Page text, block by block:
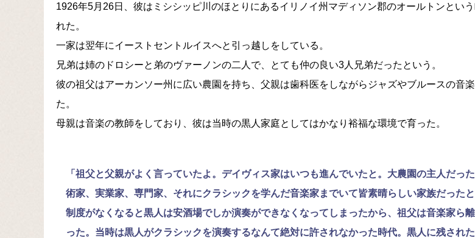
1926年5月26日、彼はミシシッピ川のほとりにあるイリノイ州マディソン郡のオールトンという
れた。
一家は翌年にイーストセントルイスへと引っ越しをしている。
兄弟は姉のドロシーと弟のヴァーノンの二人で、とても仲の良い3人兄弟だったという。
彼の祖父はアーカンソー州に広い農園を持ち、父親は歯科医をしながらジャズやブルースの音
た。
母親は音楽の教師をしており、彼は当時の黒人家庭としてはかなり裕福な環境で育った。
「祖父と父親がよく言っていたよ。デイヴィス家はいつも進んでいたと。大農園の主人だっ
術家、実業家、専門家、それにクラシックを学んだ音楽家までいて皆素晴らしい家族だった
制度がなくなると黒人は安酒場でしか演奏ができなくなってしまったから、祖父は音楽家ら
った。当時は黒人がクラシックを演奏するなんて絶対に許されなかった時代。黒人に残され